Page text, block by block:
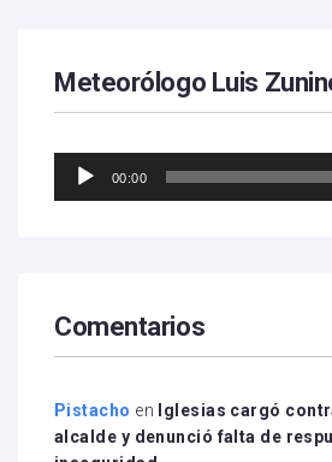
Meteorólogo Luis
Reproductor
00:00
Comentarios
Pistacho en
Iglesias cargó
alcalde y denunció falta de